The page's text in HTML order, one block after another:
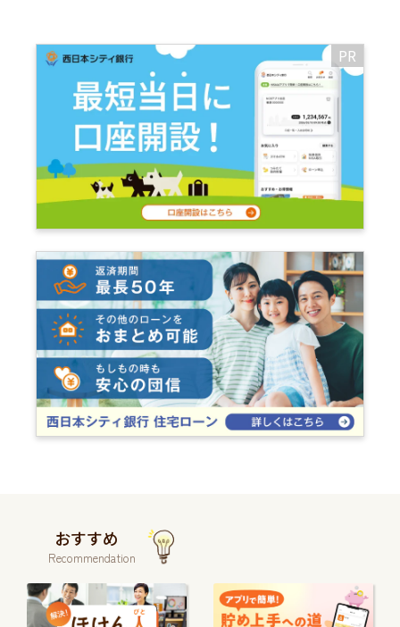
PR
おすすめ
Recommendation
続
き
続
き